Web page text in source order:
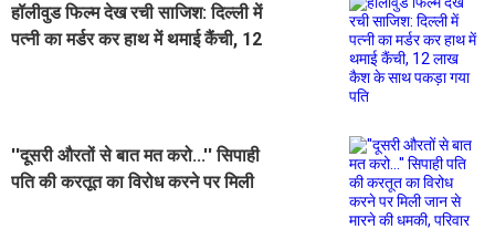
हॉलीवुड फिल्म देख रची साजिश: दिल्ली में
पत्नी का मर्डर कर हाथ में थमाई कैंची, 12
''दूसरी औरतों से बात मत करो...'' सिपाही
पति की करतूत का विरोध करने पर मिली